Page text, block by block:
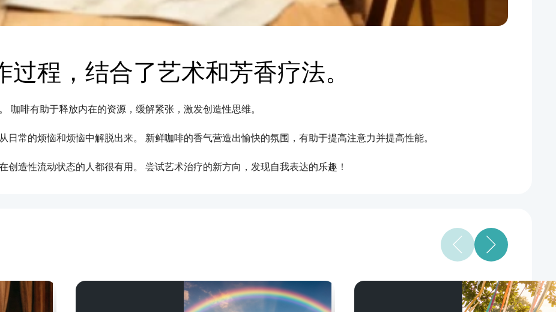
程，结合了艺术和芳香疗法。
咖啡有助于释放内在的资源，缓解紧张，激发创造性思维。
日常的烦恼和烦恼中解脱出来。 新鲜咖啡的香气营造出愉快的氛围，有助于提高注意力并提高性能。
创造性流动状态的人都很有用。 尝试艺术治疗的新方向，发现自我表达的乐趣！